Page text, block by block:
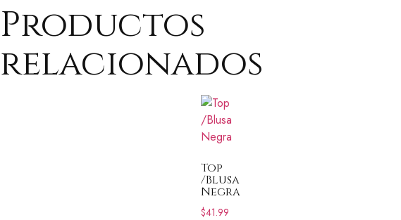
Productos
relacionados
Top
/Blusa
Negra
$41.99